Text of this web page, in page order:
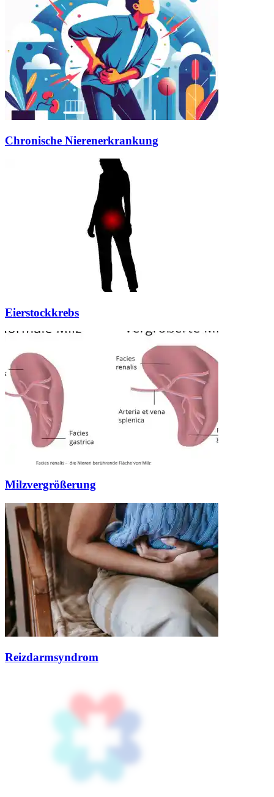
Chronische Nierenerkrankung
Eierstockkrebs
Milzvergrößerung
Reizdarmsyndrom